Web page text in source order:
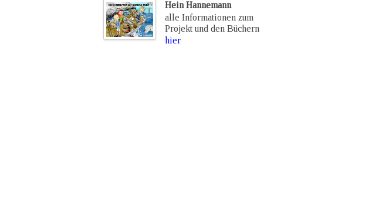
Hein Hannemann
alle Informationen zum
Projekt und den Büchern
hier